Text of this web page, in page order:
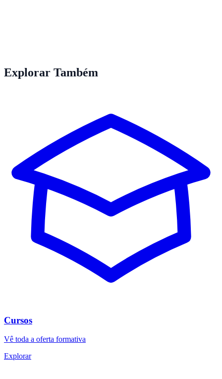
Explorar Também
Cursos
Vê toda a oferta formativa
Explorar